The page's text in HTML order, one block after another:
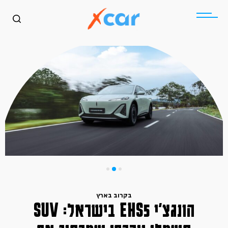
כללי
בקרוב בארץ
הונגצ׳י EHS5 בישראל: SUV
בקרוב בארץ